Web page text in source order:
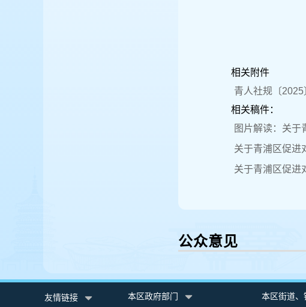
相关附件
青人社规〔
相关稿件：
图片解读：关于
关于青浦区促进
关于青浦区促进
公众意见
友情链接 本区政府部门 本区街道、